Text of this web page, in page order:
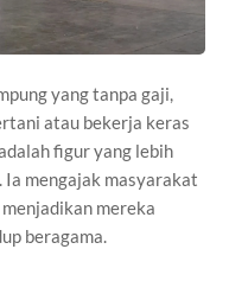
yang tanpa gaji,
atau bekerja keras
figur yang lebih
mengajak masyarakat
mereka
beragama.